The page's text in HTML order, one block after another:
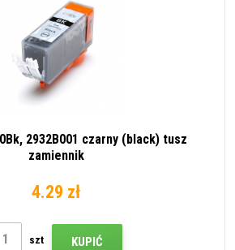
2932B001 czarny (black) tusz
zamiennik
4.29 zł
szt KUPIĆ